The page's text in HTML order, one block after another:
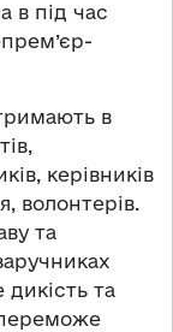
в під час
в
керівників
волонтерів.
та
та
переможе